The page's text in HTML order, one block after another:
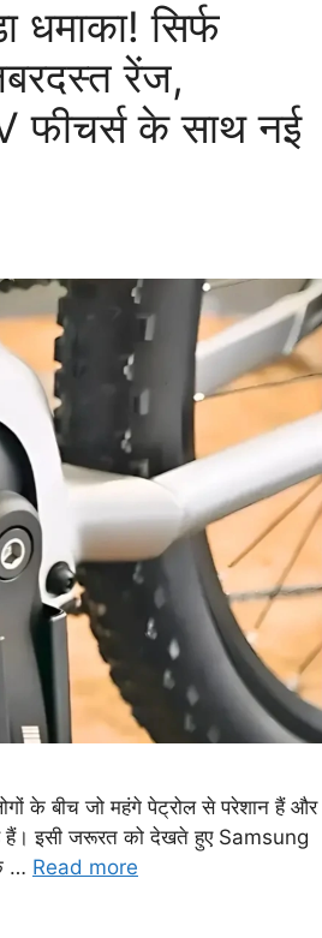
सिर्फ
रेंज,
फीचर्स के साथ नई
के बीच जो महंगे पेट्रोल से परेशान हैं और
हैं। इसी जरूरत को देखते हुए Samsung
… Read more